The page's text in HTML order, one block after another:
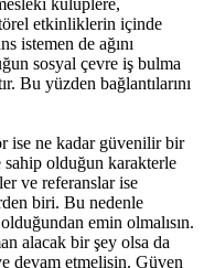
etkinliklerin içinde
istemen de ağını
sosyal çevre iş bulma
Bu yüzden bağlantılarını
ise ne kadar güvenilir bir
olduğun karakterle
ve referanslar ise
biri. Bu nedenle
emin olmalısın.
alacak bir şey olsa da
devam etmelisin. Güven